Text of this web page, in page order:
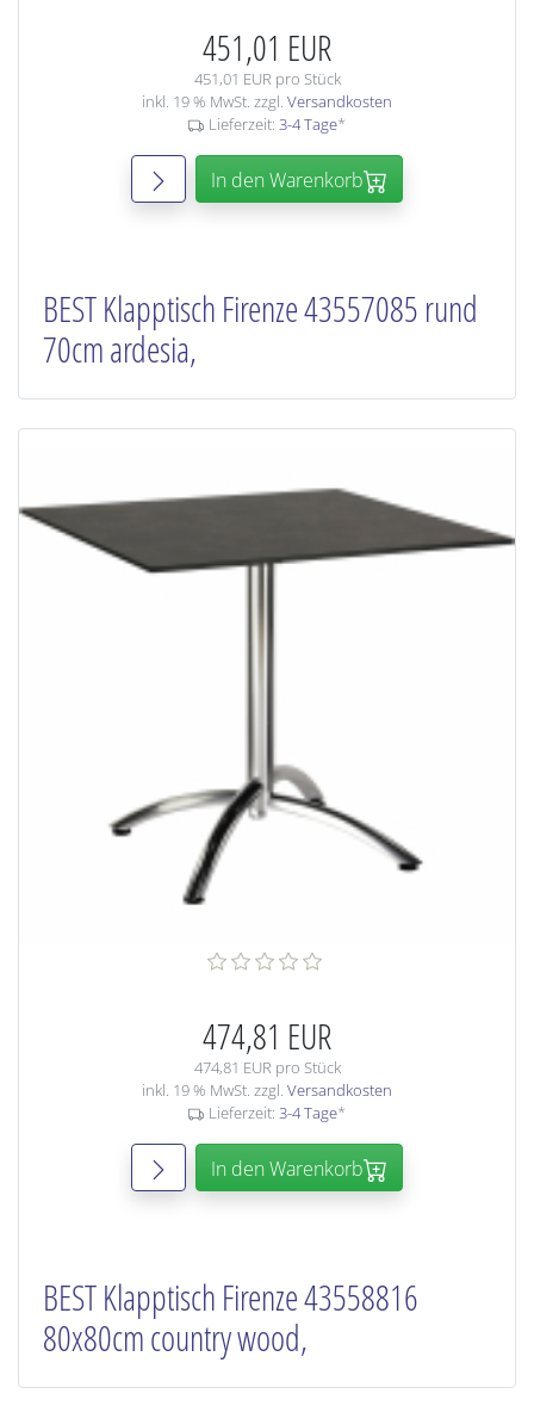
451,01 EUR
451,01 EUR pro Stück
inkl. 19 % MwSt. zzgl. Versandkosten
Lieferzeit: 3-4 Tage*
In den Warenkorb
BEST Klapptisch Firenze 43557085 rund
70cm ardesia,
474,81 EUR
474,81 EUR pro Stück
inkl. 19 % MwSt. zzgl. Versandkosten
Lieferzeit: 3-4 Tage*
In den Warenkorb
BEST Klapptisch Firenze 43558816
80x80cm country wood,